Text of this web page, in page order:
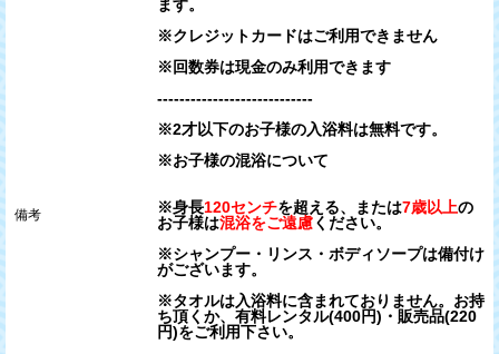
備考
ます。
※クレジットカードはご利用できません
※回数券は現金のみ利用できます
----------------------------
※2才以下のお子様の入浴料は無料です。
※お子様の混浴について
※身長120センチを超える、または7歳以上の
お子様は混浴をご遠慮ください。
※シャンプー・リンス・ボディソープは備付け
がございます。
※タオルは入浴料に含まれておりません。お持
ち頂くか、有料レンタル(400円)・販売品(220
円)をご利用下さい。